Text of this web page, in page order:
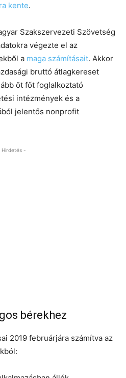
kente.
Szakszervezeti Szövetség
végezte el az
a maga számításait. Akkor
bruttó átlagkereset
öt főt foglalkoztató
intézmények és a
jelentős nonprofit
Hirdetés -
bérekhez
2019 februárjára számítva az